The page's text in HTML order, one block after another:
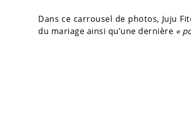
Dans ce carrousel de photos, Juju
du mariage ainsi qu’une dernière «